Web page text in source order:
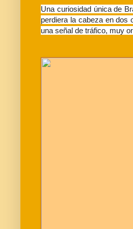
Una curiosidad única de
perdiera la cabeza en dos
una señal de tráfico, muy